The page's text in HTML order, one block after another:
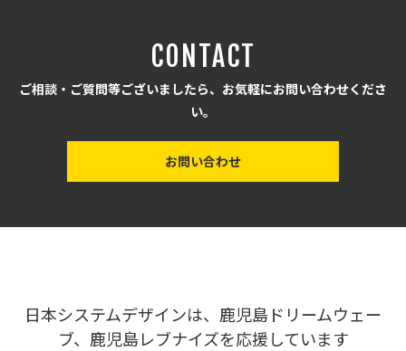
CONTACT
ご相談・ご質問等ございましたら、お気軽にお問い合わせくださ
い。
お問い合わせ
日本システムデザインは、鹿児島ドリームウェー
ブ、鹿児島レブナイズを応援しています